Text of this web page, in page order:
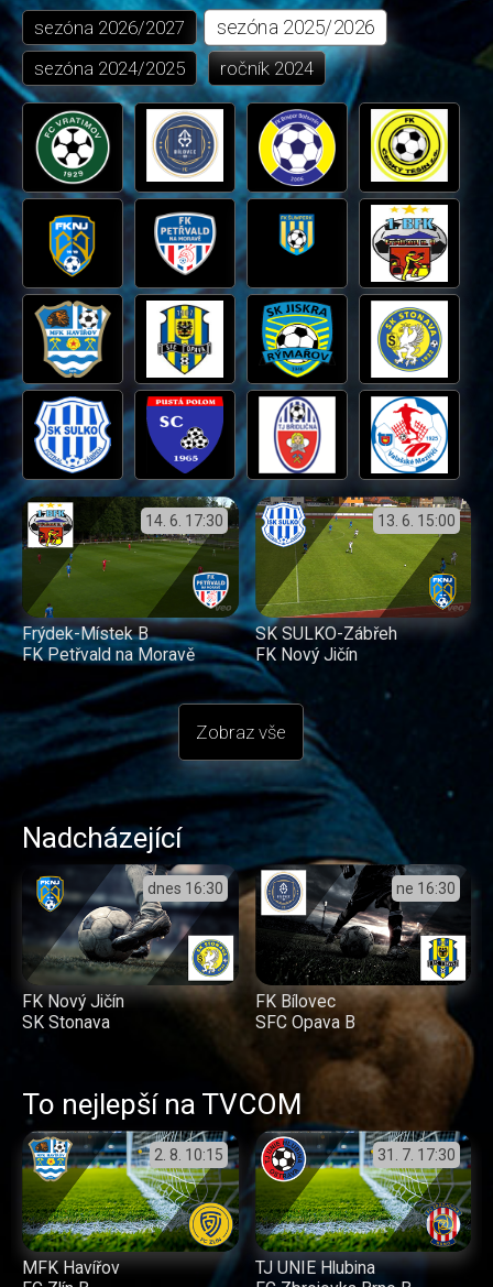
sezóna 2026/2027 sezóna 2025/2026
sezóna 2024/2025 ročník2024
14. 6. 17:30
Frýdek-Místek B
FK Petřvald na Moravě
13. 6. 15:00
SK SULKO-Zábřeh
FK Nový Jičín
Zobraz vše
Nadcházející
dnes 16:30
FK Nový Jičín
SK Stonava
ne 16:30
FK Bílovec
SFC Opava B
To nejlepší na TVCOM
2. 8. 10:15
MFK Havířov
31. 7. 17:30
TJ UNIE Hlubina